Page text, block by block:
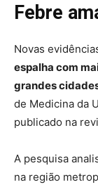
Febre
Novas
espalha com
grandes
de Medicina da
publicado na
A pesquisa
na região